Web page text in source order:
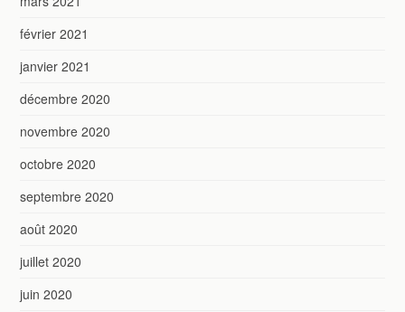
février 2021
janvier 2021
décembre 2020
novembre 2020
octobre 2020
septembre 2020
août 2020
juillet 2020
juin 2020